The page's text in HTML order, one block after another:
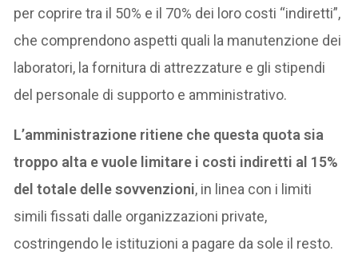
per coprire tra il 50% e il 70% dei loro costi “indiretti”,
che comprendono aspetti quali la manutenzione dei
laboratori, la fornitura di attrezzature e gli stipendi
del personale di supporto e amministrativo.
L’amministrazione ritiene che questa quota sia
troppo alta e vuole limitare i costi indiretti al 15%
del totale delle sovvenzioni, in linea con i limiti
simili fissati dalle organizzazioni private,
costringendo le istituzioni a pagare da sole il resto.